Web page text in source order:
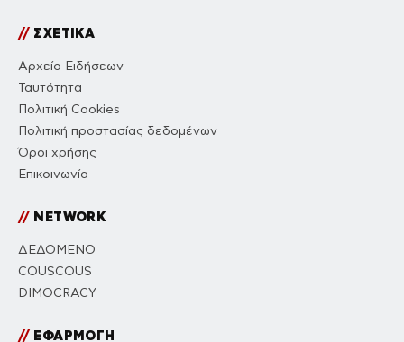
//ΣΧΕΤΙΚΑ
Αρχείο Ειδήσεων
Ταυτότητα
Πολιτική Cookies
Πολιτική προστασίας δεδομένων
Όροι χρήσης
Επικοινωνία
//NETWORK
ΔΕΔΟΜΕΝΟ
COUSCOUS
DIMOCRACY
//ΕΦΑΡΜΟΓΗ